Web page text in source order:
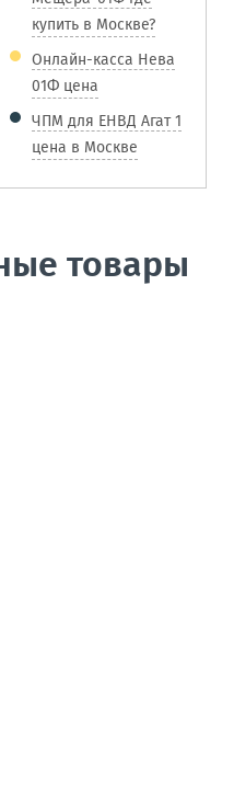
купить в Москве?
Онлайн-касса Нева
01Ф цена
ЧПМ для ЕНВД Агат 1
цена в Москве
товары